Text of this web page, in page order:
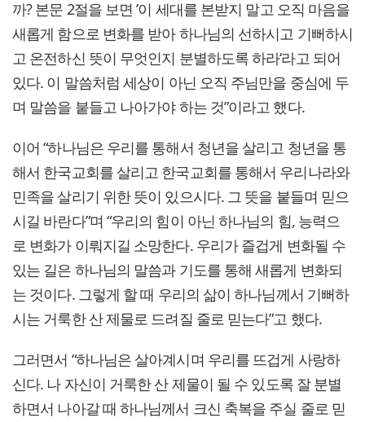
까? 본문 2절을 보면 ’이 세대를 본받지 말고 오직 마음을
새롭게 함으로 변화를 받아 하나님의 선하시고 기뻐하시
고 온전하신 뜻이 무엇인지 분별하도록 하라‘라고 되어
있다. 이 말씀처럼 세상이 아닌 오직 주님만을 중심에 두
며 말씀을 붙들고 나아가야 하는 것”이라고 했다.
이어 “하나님은 우리를 통해서 청년을 살리고 청년을 통
해서 한국교회를 살리고 한국교회를 통해서 우리나라와
민족을 살리기 위한 뜻이 있으시다. 그 뜻을 붙들며 믿으
시길 바란다”며 “우리의 힘이 아닌 하나님의 힘, 능력으
로 변화가 이뤄지길 소망한다. 우리가 즐겁게 변화될 수
있는 길은 하나님의 말씀과 기도를 통해 새롭게 변화되
는 것이다. 그렇게 할 때 우리의 삶이 하나님께서 기뻐하
시는 거룩한 산 제물로 드려질 줄로 믿는다”고 했다.
그러면서 “하나님은 살아계시며 우리를 뜨겁게 사랑하
신다. 나 자신이 거룩한 산 제물이 될 수 있도록 잘 분별
하면서 나아갈 때 하나님께서 크신 축복을 주실 줄로 믿